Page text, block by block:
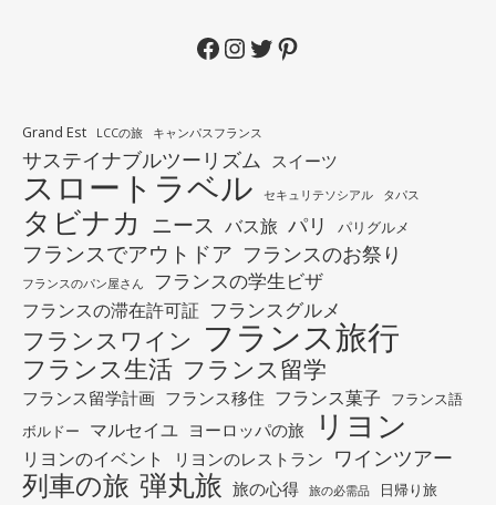
Facebook
Instagram
Twitter
Pinterest
Grand Est LCCの旅 キャンパスフランス
サステイナブルツーリズム スイーツ
スロートラベル セキュリテソシアル タパス
タビナカ ニース バス旅 パリ パリグルメ
フランスでアウトドア フランスのお祭り
フランスのパン屋さん フランスの学生ビザ
フランスの滞在許可証 フランスグルメ
フランスワイン フランス旅行
フランス生活 フランス留学
フランス留学計画 フランス移住 フランス菓子
フランス語
ボルドー
マルセイユ ヨーロッパの旅 リヨン
リヨンのイベント リヨンのレストラン ワインツアー
列車の旅 弾丸旅 旅の心得 旅の必需品 日帰り旅